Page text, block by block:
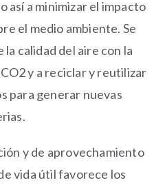
a minimizar el impacto
el medio ambiente. Se
calidad del aire con la
y a reciclar y reutilizar
para generar nuevas
y de aprovechamiento
vida útil favorece los